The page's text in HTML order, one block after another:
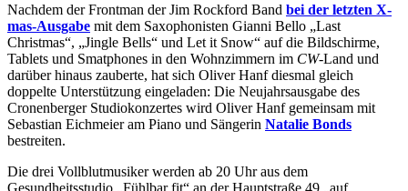
Nachdem der Frontman der Jim Rockford Band bei der letzten X-
mas-Ausgabe mit dem Saxophonisten Gianni Bello „Last
Christmas“, „Jingle Bells“ und Let it Snow“ auf die Bildschirme,
Tablets und Smatphones in den Wohnzimmern im CW-Land und
darüber hinaus zauberte, hat sich Oliver Hanf diesmal gleich
doppelte Unterstützung eingeladen: Die Neujahrsausgabe des
Cronenberger Studiokonzertes wird Oliver Hanf gemeinsam mit
Sebastian Eichmeier am Piano und Sängerin Natalie Bonds
bestreiten.
Die drei Vollblutmusiker werden ab 20 Uhr aus dem
Gesundheitsstudio „Fühlbar fit“ an der Hauptstraße 49 „auf